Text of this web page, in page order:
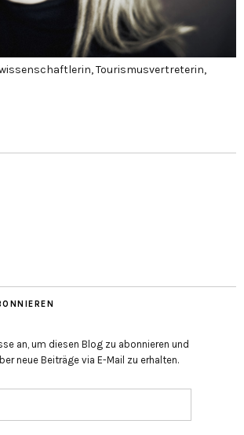
Tourismusvertreterin,
an, um diesen Blog zu abonnieren und
neue Beiträge via E-Mail zu erhalten.